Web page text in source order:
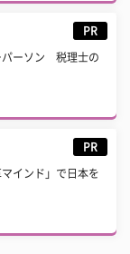
PR
パーソン 税理士の
PR
マインド」で日本を